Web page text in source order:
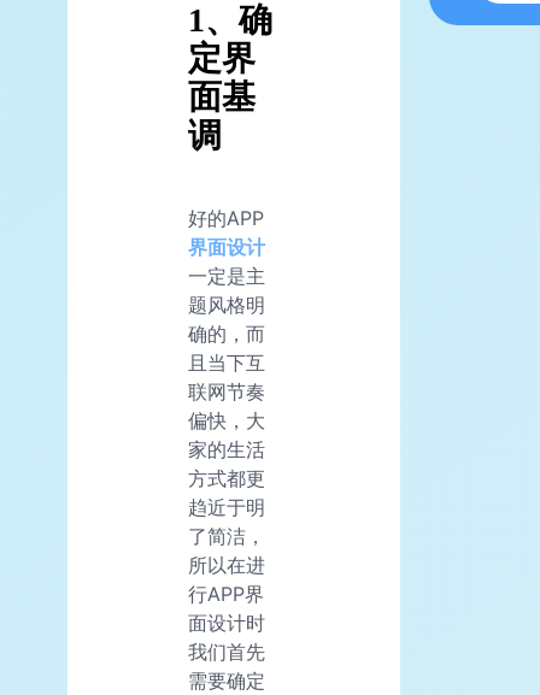
1、确
定界
面基
调
好的APP
界面设计
一定是主
题风格明
确的，而
且当下互
联网节奏
偏快，大
家的生活
方式都更
趋近于明
了简洁，
所以在进
行APP界
面设计时
我们首先
需要确定